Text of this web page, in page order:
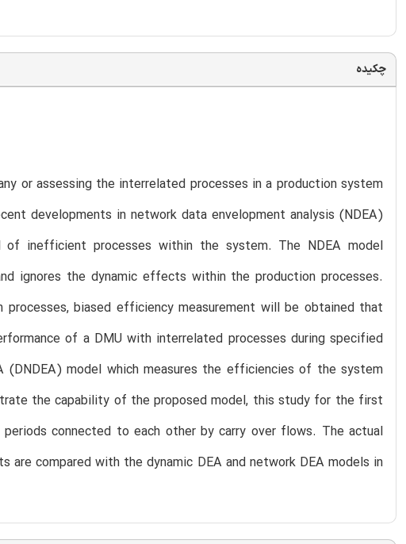
چکیده
or assessing the interrelated processes in a production system
developments in network data envelopment analysis (NDEA)
inefficient processes within the system. The NDEA model
ignores the dynamic effects within the production processes.
biased efficiency measurement will be obtained that
of a DMU with interrelated processes during specified
(DNDEA) model which measures the efficiencies of the system
the capability of the proposed model, this study for the first
connected to each other by carry over flows. The actual
are compared with the dynamic DEA and network DEA models in